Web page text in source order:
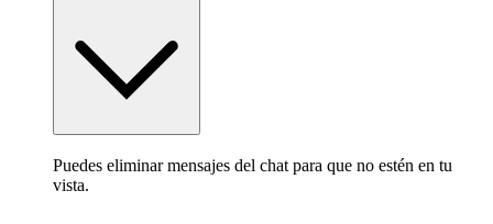
Puedes eliminar mensajes del chat para que no estén en tu
vista.